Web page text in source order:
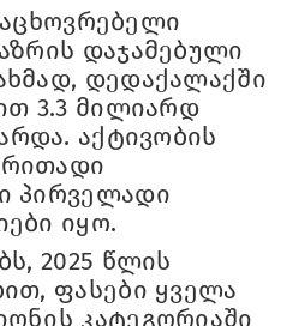
დაჯამებული
დედაქალაქში
3.3 მილიარდ
აქტივობის
პირველადი
იყო.
2025 წლის
ფასები ყველა
კატეგორიაში